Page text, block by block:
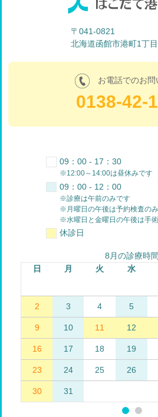
〒041-0821
北海道函館市港町1丁
お電話でのお問
0138-42-
09：00 - 17：30
※12:00～14:00は昼休みです
09：00 - 12：00
※診療は午前のみです
※月曜日の午後は予約検査の
※水曜日と金曜日の午後は手
休診日
8月の診療時間
日
月 火 水
2 3 4 5
9 10 11 12
16 17 18 19
23 24 25 26
30 31